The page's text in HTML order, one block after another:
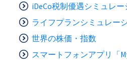
iDeCo税制優遇シミュレー
ライフプランシミュレー
世界の株価・指数
スマートフォンアプリ「